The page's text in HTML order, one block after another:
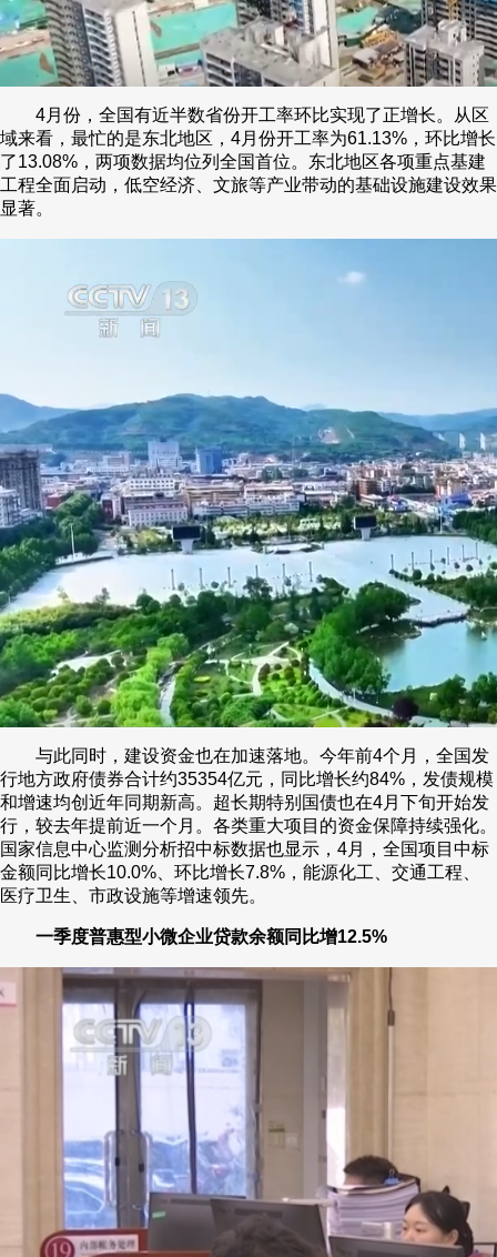
4月份，全国有近半数省份开工率环比实现了正增长。从区
域来看，最忙的是东北地区，4月份开工率为61.13%，环比增长
了13.08%，两项数据均位列全国首位。东北地区各项重点基建
工程全面启动，低空经济、文旅等产业带动的基础设施建设效果
显著。
与此同时，建设资金也在加速落地。今年前4个月，全国发
行地方政府债券合计约35354亿元，同比增长约84%，发债规模
和增速均创近年同期新高。超长期特别国债也在4月下旬开始发
行，较去年提前近一个月。各类重大项目的资金保障持续强化。
国家信息中心监测分析招中标数据也显示，4月，全国项目中标
金额同比增长10.0%、环比增长7.8%，能源化工、交通工程、
医疗卫生、市政设施等增速领先。
一季度普惠型小微企业贷款余额同比增12.5%